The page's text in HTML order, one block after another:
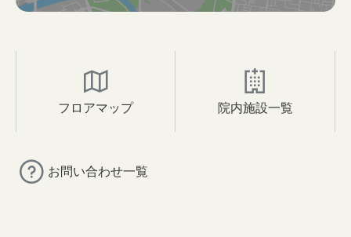
フロアマップ 院内施設一覧
お問い合わせ一覧